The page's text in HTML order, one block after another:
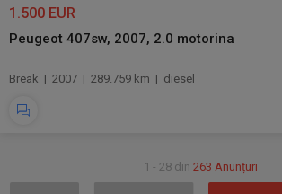
1.500 EUR
Peugeot 407sw, 2007, 2.0 motorina
Break | 2007 | 289.759 km | diesel
1 - 28 din263 Anunțuri